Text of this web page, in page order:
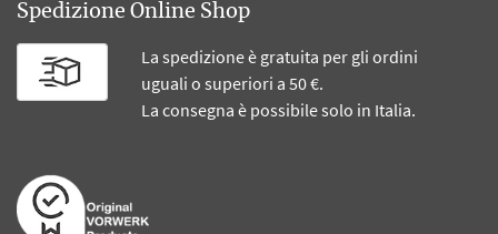
Spedizione Online Shop
La spedizione è gratuita per gli ordini
uguali o superiori a 50 €.
La consegna è possibile solo in Italia.